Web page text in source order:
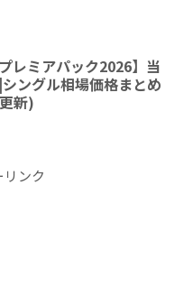
レミアパック2026】当
ングル相場価格まとめ
新)
リンク